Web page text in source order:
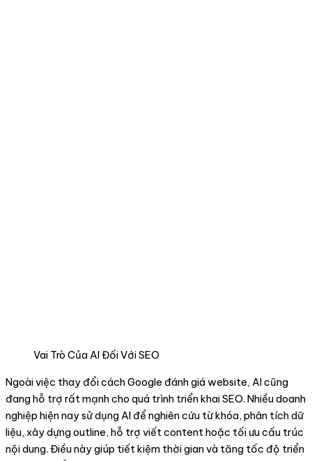
Vai Trò Của AI Đối Với SEO
Ngoài việc thay đổi cách Google đánh giá website, AI cũng
đang hỗ trợ rất mạnh cho quá trình triển khai SEO. Nhiều doanh
nghiệp hiện nay sử dụng AI để nghiên cứu từ khóa, phân tích dữ
liệu, xây dựng outline, hỗ trợ viết content hoặc tối ưu cấu trúc
nội dung. Điều này giúp tiết kiệm thời gian và tăng tốc độ triển